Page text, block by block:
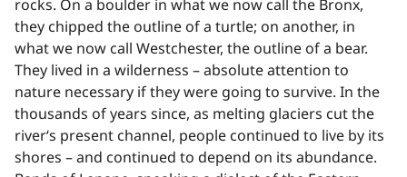
rocks. On a boulder in what we now call the Bronx,
they chipped the outline of a turtle; on another, in
what we now call Westchester, the outline of a bear.
They lived in a wilderness – absolute attention to
nature necessary if they were going to survive. In the
thousands of years since, as melting glaciers cut the
river‘s present channel, people continued to live by its
shores – and continued to depend on its abundance.